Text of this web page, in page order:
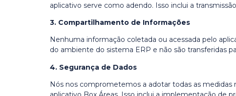
aplicativo serve como adendo. Isso inclui a
3. Compartilhamento de Informações
Nenhuma informação coletada ou acessada pelo
do ambiente do sistema ERP e não são transferidas
4. Segurança de Dados
Nós nos comprometemos a adotar todas as medidas